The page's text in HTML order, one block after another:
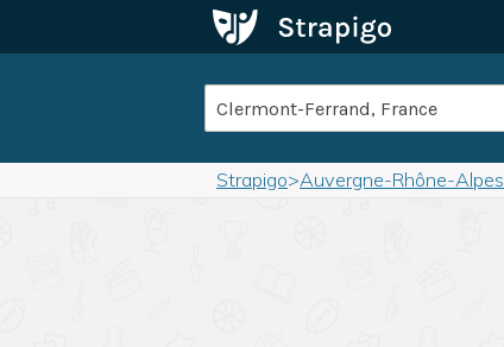
Strapigo>Auvergne-Rhône-Alpes